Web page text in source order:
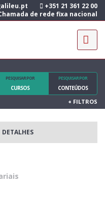
+351 21 361 22 00
de rede fixa nacional
PESQUISAR POR
CURSOS
PESQUISAR POR
CONTEÚDOS
+ FILTROS
DETALHES